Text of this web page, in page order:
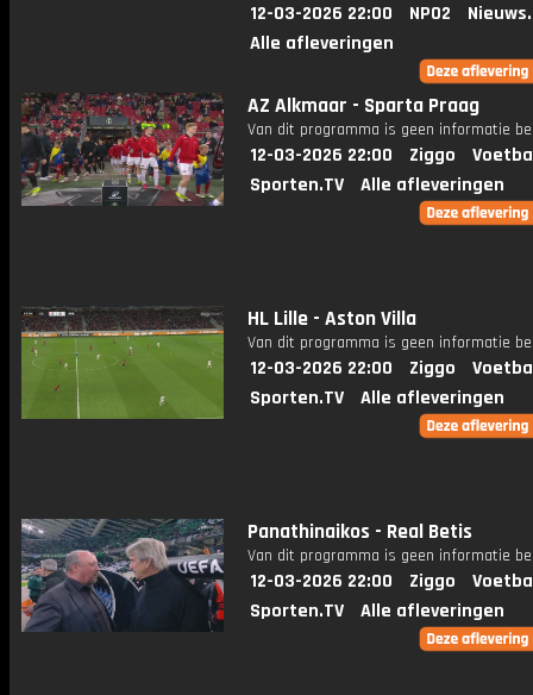
12-03-2026 22:00 NPO2
Alle afleveringen
AZ Alkmaar - Sparta Praag
Van dit programma is geen informatie
12-03-2026 22:00 Ziggo
Sporten.TV
Alle afleveringen
HL Lille - Aston Villa
Van dit programma is geen informatie
12-03-2026 22:00 Ziggo
Sporten.TV
Alle afleveringen
Panathinaikos - Real Betis
Van dit programma is geen informatie
12-03-2026 22:00 Ziggo
Sporten.TV
Alle afleveringen